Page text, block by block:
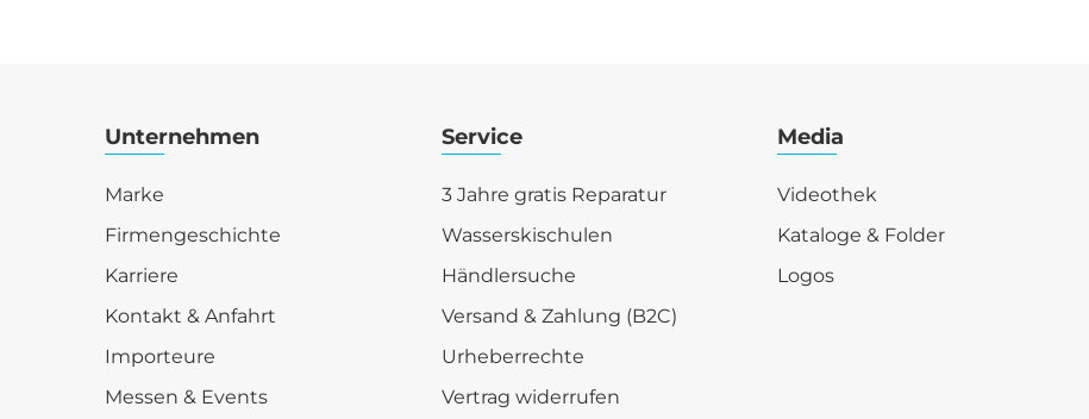
Unternehmen
Marke
Firmengeschichte
Karriere
Kontakt & Anfahrt
Importeure
Messen & Events
Service
3 Jahre gratis Reparatur
Wasserskischulen
Händlersuche
Versand & Zahlung (B2C)
Urheberrechte
Vertrag widerrufen
Media
Videothek
Kataloge & Folder
Logos